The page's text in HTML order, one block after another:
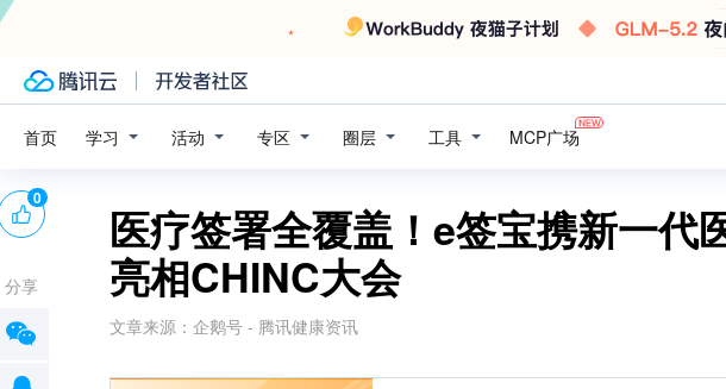
首页 学习 活动 专区 圈层 工具 MCP广场
医疗签署全覆盖！e签宝携新一代
亮相CHINC大会
文章来源： 企鹅号 - 腾讯健康资讯
0
分享